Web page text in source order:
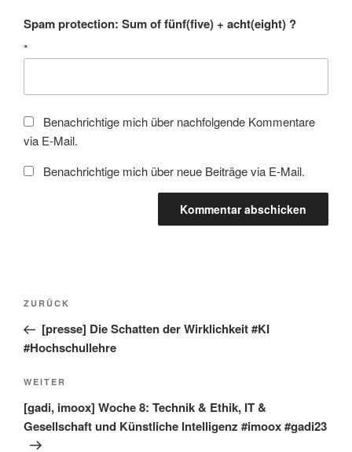
Spam protection: Sum of fünf(five) + acht(eight) ?
*
Benachrichtige mich über nachfolgende Kommentare
via E-Mail.
Benachrichtige mich über neue Beiträge via E-Mail.
Beitragsnavigation
Vorheriger
Beitrag
ZURÜCK
[presse] Die Schatten der Wirklichkeit #KI
#Hochschullehre
Nächster
Beitrag
WEITER
[gadi, imoox] Woche 8: Technik & Ethik, IT &
Gesellschaft und Künstliche Intelligenz #imoox #gadi23